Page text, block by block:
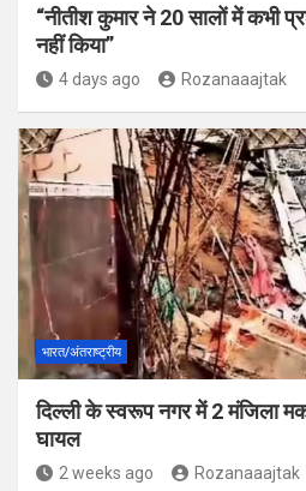
“नीतीश कुमार ने 20 सालों में कभी
नहीं किया”
4 days ago Rozanaaajtak
भारत/अंतराष्ट्रीय
दिल्ली के स्वरूप नगर में 2 मंजिला
घायल
2 weeks ago Rozanaaajtak